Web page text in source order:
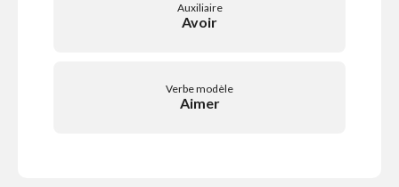
Auxiliaire
Avoir
Verbe modèle
Aimer